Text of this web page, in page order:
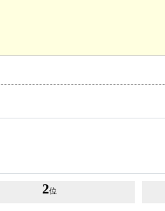
2位